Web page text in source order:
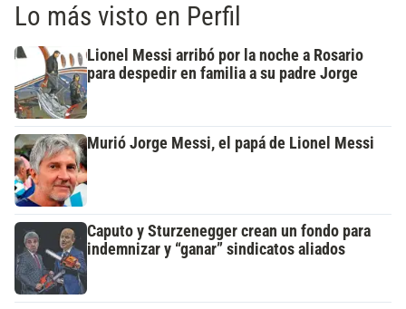
Lo más visto en Perfil
Lionel Messi arribó por la noche a Rosario
para despedir en familia a su padre Jorge
Murió Jorge Messi, el papá de Lionel Messi
Caputo y Sturzenegger crean un fondo para
indemnizar y “ganar” sindicatos aliados